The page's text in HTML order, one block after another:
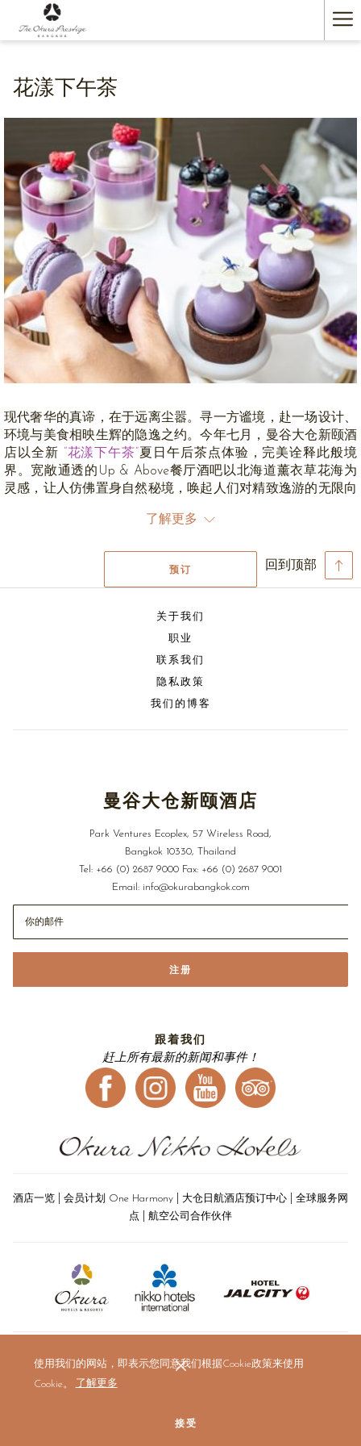
使用我们的网站，即表示您同意我们根据Cookie政策来使用
Cookie。
了解更多
接受
花漾下午茶
现代奢华的真谛，在于远离尘嚣。寻一方谧境，赴一场设计、
环境与美食相映生辉的隐逸之约。今年七月，曼谷大仓新颐酒
店以全新 “花漾下午茶”夏日午后茶点体验，完美诠释此般境
界。宽敞通透的Up & Above餐厅酒吧以北海道薰衣草花海为
灵感，让人仿佛置身自然秘境，唤起人们对精致逸游的无限向
沉浸于淡雅色彩与精致美食交织的梦幻圣所。
落地窗外满目青翠，定制茶架宛若一丛精致白花，优雅绽放于
简约餐桌之上。优雅的层叠设计，以深紫、淡紫与柔粉绘就温
美学，犹如繁花盛放的日式庭园；透明玻璃茶壶安坐于沟纹木
质底座之上，散发着耀眼的琥珀光芒，与清冷如雾的薰衣草紫
不仅是一场美食盛飨，更似一幅五感诗画，邀您
享受当下，悠享时光。宾客们可尽情享受甜咸交融的美味之
品转瞬即逝的自然之美。
体验自2026年7月1日起每日恭候，邀您尽享奢华
惬意的休憩时光。双人套餐的价格为2200++泰铢。
欲了解更多信息和预订，请致电+66 (0) 2 687 9000或发送邮
了解更多
预订 回到顶部
关于我们
职业
联系我们
隐私政策
我们的博客
曼谷大仓新颐酒店
Park Ventures Ecoplex, 57 Wireless Road,
Bangkok 10330, Thailand
Tel: +66 (0) 2687 9000 Fax: +66 (0) 2687 9001
Email: info@okurabangkok.com
注册
跟着我们
赶上所有最新的新闻和事件！
酒店一览 会员计划 One Harmony 大仓日航酒店预订中心
全球服务网
点
航空公司合作伙伴